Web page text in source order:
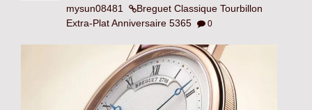
mysun08481
Breguet Classique Tourbillon
Extra-Plat Anniversaire 5365
0